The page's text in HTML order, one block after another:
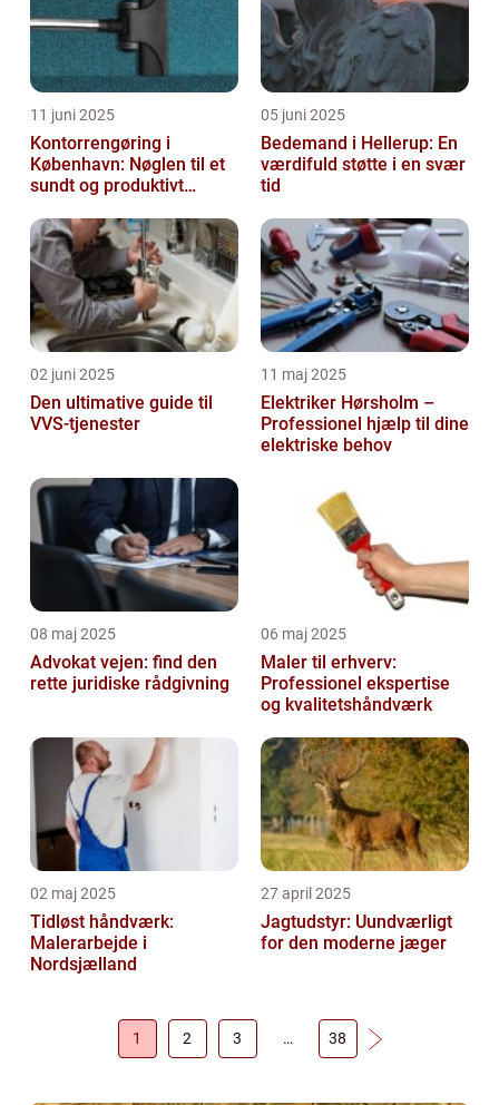
11 juni 2025
Kontorrengøring i
København: Nøglen til et
sundt og produktivt
05 juni 2025
Bedemand i Hellerup: En
værdifuld støtte i en svær
tid
02 juni 2025
Den ultimative guide til
VVS-tjenester
11 maj 2025
Elektriker Hørsholm –
Professionel hjælp til dine
elektriske behov
08 maj 2025
Advokat vejen: find den
rette juridiske rådgivning
06 maj 2025
Maler til erhverv:
Professionel ekspertise
og kvalitetshåndværk
02 maj 2025
Tidløst håndværk:
Malerarbejde i
Nordsjælland
27 april 2025
Jagtudstyr: Uundværligt
for den moderne jæger
1 2 3 … 38